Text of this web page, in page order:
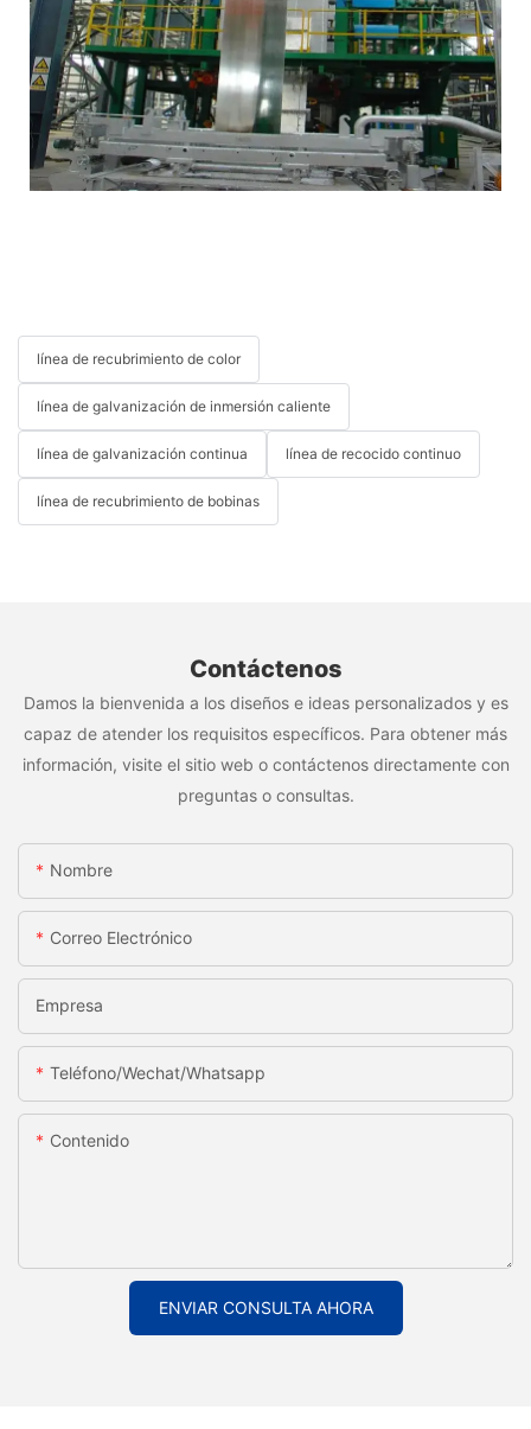
línea de recubrimiento de color
línea de galvanización de inmersión caliente
línea de galvanización continua línea de recocido continuo
línea de recubrimiento de bobinas
Contáctenos
Damos la bienvenida a los diseños e ideas personalizados y es
capaz de atender los requisitos específicos. Para obtener más
información, visite el sitio web o contáctenos directamente con
preguntas o consultas.
Nombre
Correo Electrónico
Empresa
Teléfono/Wechat/Whatsapp
Contenido
ENVIAR CONSULTA AHORA